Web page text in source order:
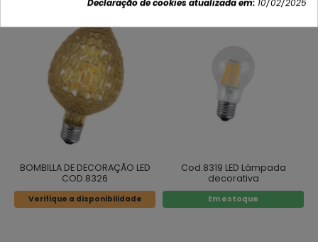
BOMBILLA DE DECORAÇÃO LED
COD.8326
Verifique a disponibilidade
Cod.8319 LED Lâmpada
decorativa
Em estoque
Declaração de cookies atualizada em: 10/02/2025